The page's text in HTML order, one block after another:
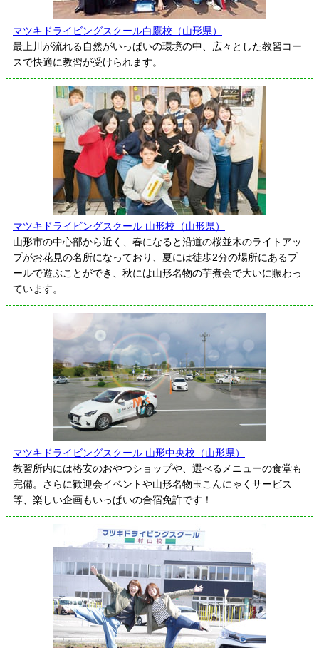
マツキドライビングスクール白鷹校（山形県）
最上川が流れる自然がいっぱいの環境の中、広々とした教習コー
スで快適に教習が受けられます。
マツキドライビングスクール 山形校（山形県）
山形市の中心部から近く、春になると沿道の桜並木のライトアッ
プがお花見の名所になっており、夏には徒歩2分の場所にあるプ
ールで遊ぶことができ、秋には山形名物の芋煮会で大いに賑わっ
ています。
マツキドライビングスクール 山形中央校（山形県）
教習所内には格安のおやつショップや、選べるメニューの食堂も
完備。さらに歓迎会イベントや山形名物玉こんにゃくサービス
等、楽しい企画もいっぱいの合宿免許です！